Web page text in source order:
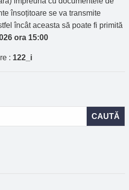
însoțitoare se va transmite
încât aceasta să poate fi primită
ora 15:00
: 122_i